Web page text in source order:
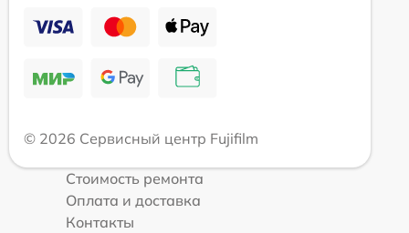
© 2026 Сервисный центр Fujifilm
Стоимость ремонта
Оплата и доставка
Контакты